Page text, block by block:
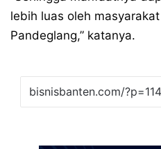
lebih luas oleh
Pandeglang,” katanya.